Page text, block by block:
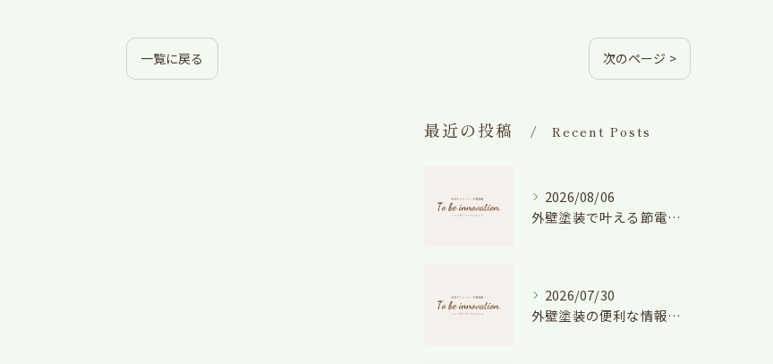
一覧に戻る 次のページ >
最近の投稿 Recent Posts
2026/08/06
外壁塗装で叶える節電効果と愛知県の相場や色選びのポイントを徹底解説
2026/07/30
外壁塗装の便利な情報と失敗しない色や費用判断のコツを徹底解説